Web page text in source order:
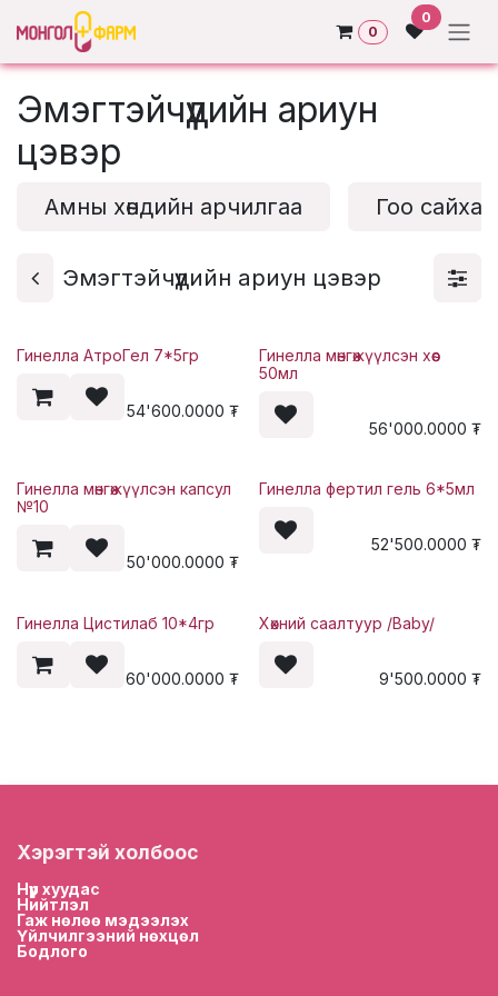
Skip to Content
0
0
Эмэгтэйчүүдийн ариун
цэвэр
Амны хөндийн арчилгаа Гоо сайхан
Эмэгтэйчүүдийн ариун цэвэр
Гинелла АтроГел 7*5гр
54'600.0000 ₮
Гинелла мөнгөжүүлсэн хөөс
50мл
56'000.0000 ₮
Гинелла мөнгөжүүлсэн капсул
№10
50'000.0000 ₮
Гинелла фертил гель 6*5мл
52'500.0000 ₮
Гинелла Цистилаб 10*4гр
60'000.0000 ₮
Хөхний саалтуур /Baby/
9'500.0000 ₮
Хэрэгтэй холбоос
Нүүр хуудас
Нийтлэл
Гаж нөлөө мэдээлэх
Үйлчилгээний нөхцөл
Бодлого